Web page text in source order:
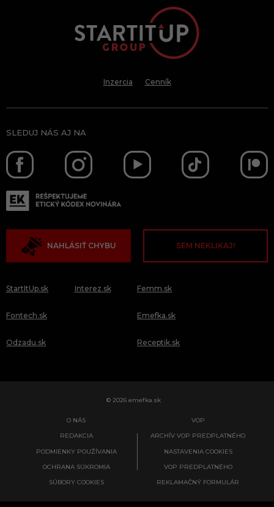
Inzercia Cenník
SLEDUJ NÁS AJ NA
NAHLÁSIŤ CHYBU SEM NEKLIKAJ!
StartItUp.sk
Fontech.sk
Odzadu.sk
Interez.sk Femm.sk
Emefka.sk
Receptik.sk
© 2026 emefka.sk
O NÁS
REDAKCIA
PODMIENKY POUŽÍVANIA
OCHRANA SÚKROMIA
SÚBORY COOKIES
VOP
ARCHÍV VOP PREDPLATNÉHO
NASTAVENIA COOKIES
VOP PREDPLATNÉHO
REKLAMAČNÝ FORMULÁR